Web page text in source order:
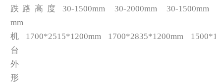
跌路高度
mm
30-1500mm 30-2000mm 30-1500mm
机
台
外
形
1700*2515*1200mm 1700*2835*1200mm